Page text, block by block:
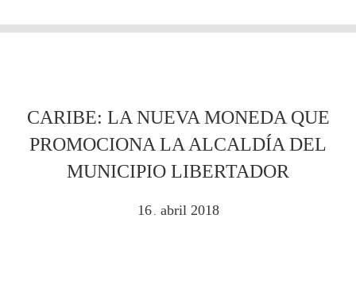
CARIBE: LA NUEVA MONEDA QUE
PROMOCIONA LA ALCALDÍA DEL
MUNICIPIO LIBERTADOR
16 . abril 2018